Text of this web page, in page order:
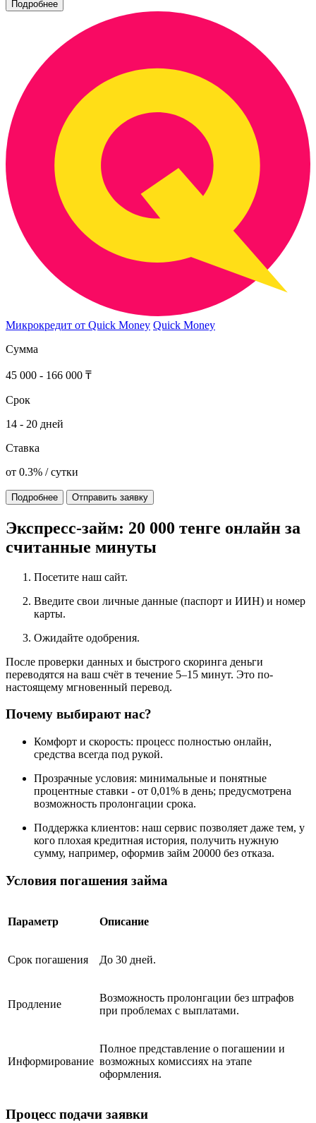
Подробнее
Микрокредит от Quick Money Quick Money
Сумма
45 000 - 166 000 ₸
Срок
14 - 20 дней
Ставка
от 0.3% / сутки
Подробнее Отправить заявку
Экспресс-займ: 20 000 тенге онлайн за
считанные минуты
Посетите наш сайт.
Введите свои личные данные (паспорт и ИИН) и номер
карты.
Ожидайте одобрения.
После проверки данных и быстрого скоринга деньги
переводятся на ваш счёт в течение 5–15 минут. Это по-
настоящему мгновенный перевод.
Почему выбирают нас?
Комфорт и скорость: процесс полностью онлайн,
средства всегда под рукой.
Прозрачные условия: минимальные и понятные
процентные ставки - от 0,01% в день; предусмотрена
возможность пролонгации срока.
Поддержка клиентов: наш сервис позволяет даже тем, у
кого плохая кредитная история, получить нужную
сумму, например, оформив займ 20000 без отказа.
Условия погашения займа
Параметр Описание
Срок погашения До 30 дней.
Продление
Возможность пролонгации без штрафов
при проблемах с выплатами.
Информирование
Полное представление о погашении и
возможных комиссиях на этапе
оформления.
Процесс подачи заявки